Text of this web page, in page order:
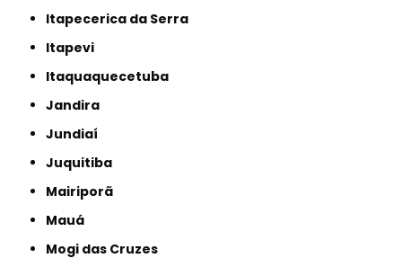
Itapecerica da Serra
Itapevi
Itaquaquecetuba
Jandira
Jundiaí
Juquitiba
Mairiporã
Mauá
Mogi das Cruzes